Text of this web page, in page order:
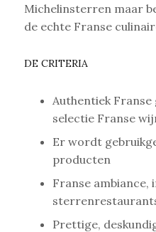
Michelinsterren maar
de echte Franse
DE CRITERIA
Authentiek
selectie Franse
Er wordt
producten
Franse ambiance,
Prettige,